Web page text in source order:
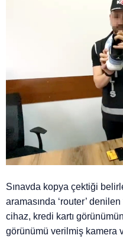
Sınavda kopya çektiği
aramasında ‘router’
cihaz, kredi kartı
görünümü verilmiş kamera